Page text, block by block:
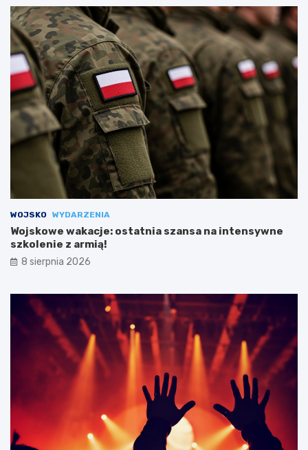
WOJSKO WYDARZENIA
Wojskowe wakacje: ostatnia szansa na intensywne
szkolenie z armią!
8 sierpnia 2026